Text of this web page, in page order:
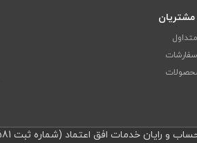
خدمات افق اعتماد (شماره ثبت 581) فعالیت می‌کند.